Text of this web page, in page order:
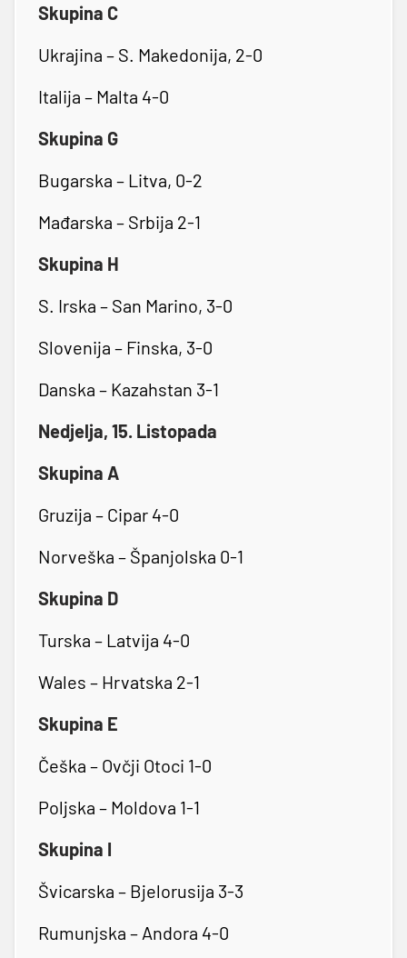
Skupina C
Ukrajina – S. Makedonija, 2-0
Italija – Malta 4-0
Skupina G
Bugarska – Litva, 0-2
Mađarska – Srbija 2-1
Skupina H
S. Irska – San Marino, 3-0
Slovenija – Finska, 3-0
Danska – Kazahstan 3-1
Nedjelja, 15. Listopada
Skupina A
Gruzija – Cipar 4-0
Norveška – Španjolska 0-1
Skupina D
Turska – Latvija 4-0
Wales – Hrvatska 2-1
Skupina E
Češka – Ovčji Otoci 1-0
Poljska – Moldova 1-1
Skupina I
Švicarska – Bjelorusija 3-3
Rumunjska – Andora 4-0